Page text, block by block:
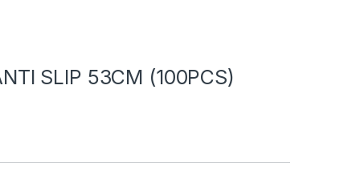
SLIP 53CM (100PCS)